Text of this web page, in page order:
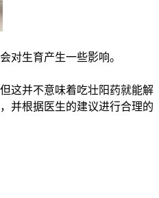
生育产生一些影响。
这并不意味着吃壮阳药就能解
并根据医生的建议进行合理的